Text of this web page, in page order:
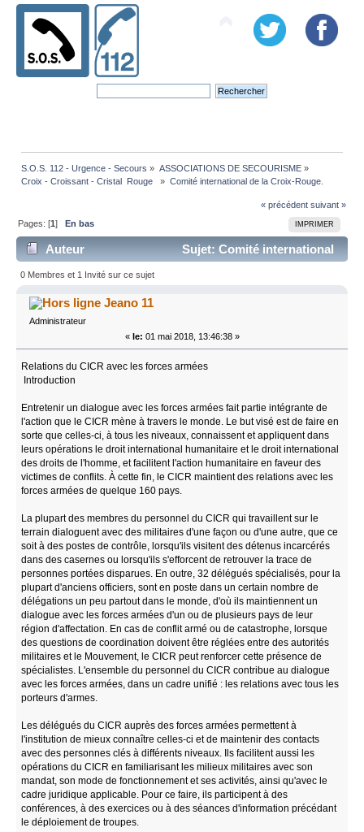
S.O.S. 112 - Urgence - Secours » ASSOCIATIONS DE SECOURISME»
Croix - Croissant - Cristal  Rouge
» Comité international de la Croix-Rouge.
« précédent suivant »
IMPRIMER
Pages: [1]En bas
Auteur
Sujet: Comité international
de la Croix-Rouge. (Lu 79877 fois)
0 Membres et 1 Invité sur ce sujet
Jeano 11
Administrateur
« le: 01 mai 2018, 13:46:38 »
Relations du CICR avec les forces armées
Introduction
Entretenir un dialogue avec les forces armées fait partie intégrante de
l'action que le CICR mène à travers le monde. Le but visé est de faire en
sorte que celles-ci, à tous les niveaux, connaissent et appliquent dans
leurs opérations le droit international humanitaire et le droit international
des droits de l'homme, et facilitent l'action humanitaire en faveur des
victimes de conflits. À cette fin, le CICR maintient des relations avec les
forces armées de quelque 160 pays.
La plupart des membres du personnel du CICR qui travaillent sur le
terrain dialoguent avec des militaires d'une façon ou d'une autre, que ce
soit à des postes de contrôle, lorsqu'ils visitent des détenus incarcérés
dans des casernes ou lorsqu'ils s'efforcent de retrouver la trace de
personnes portées disparues. En outre, 32 délégués spécialisés, pour la
plupart d'anciens officiers, sont en poste dans un certain nombre de
délégations un peu partout dans le monde, d'où ils maintiennent un
dialogue avec les forces armées d'un ou de plusieurs pays de leur
région d'affectation. En cas de conflit armé ou de catastrophe, lorsque
des questions de coordination doivent être réglées entre des autorités
militaires et le Mouvement, le CICR peut renforcer cette présence de
spécialistes. L'ensemble du personnel du CICR contribue au dialogue
avec les forces armées, dans un cadre unifié : les relations avec tous les
porteurs d'armes.
Les délégués du CICR auprès des forces armées permettent à
l'institution de mieux connaître celles-ci et de maintenir des contacts
avec des personnes clés à différents niveaux. Ils facilitent aussi les
opérations du CICR en familiarisant les milieux militaires avec son
mandat, son mode de fonctionnement et ses activités, ainsi qu'avec le
cadre juridique applicable. Pour ce faire, ils participent à des
conférences, à des exercices ou à des séances d'information précédant
le déploiement de troupes.